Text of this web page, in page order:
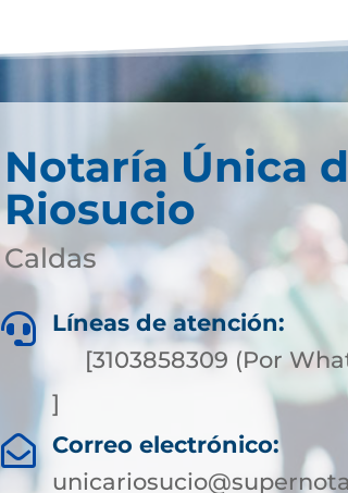
Notaría Única
Riosucio
Caldas

Líneas de atención:
[3103858309 (Por
]

Correo electrónico: